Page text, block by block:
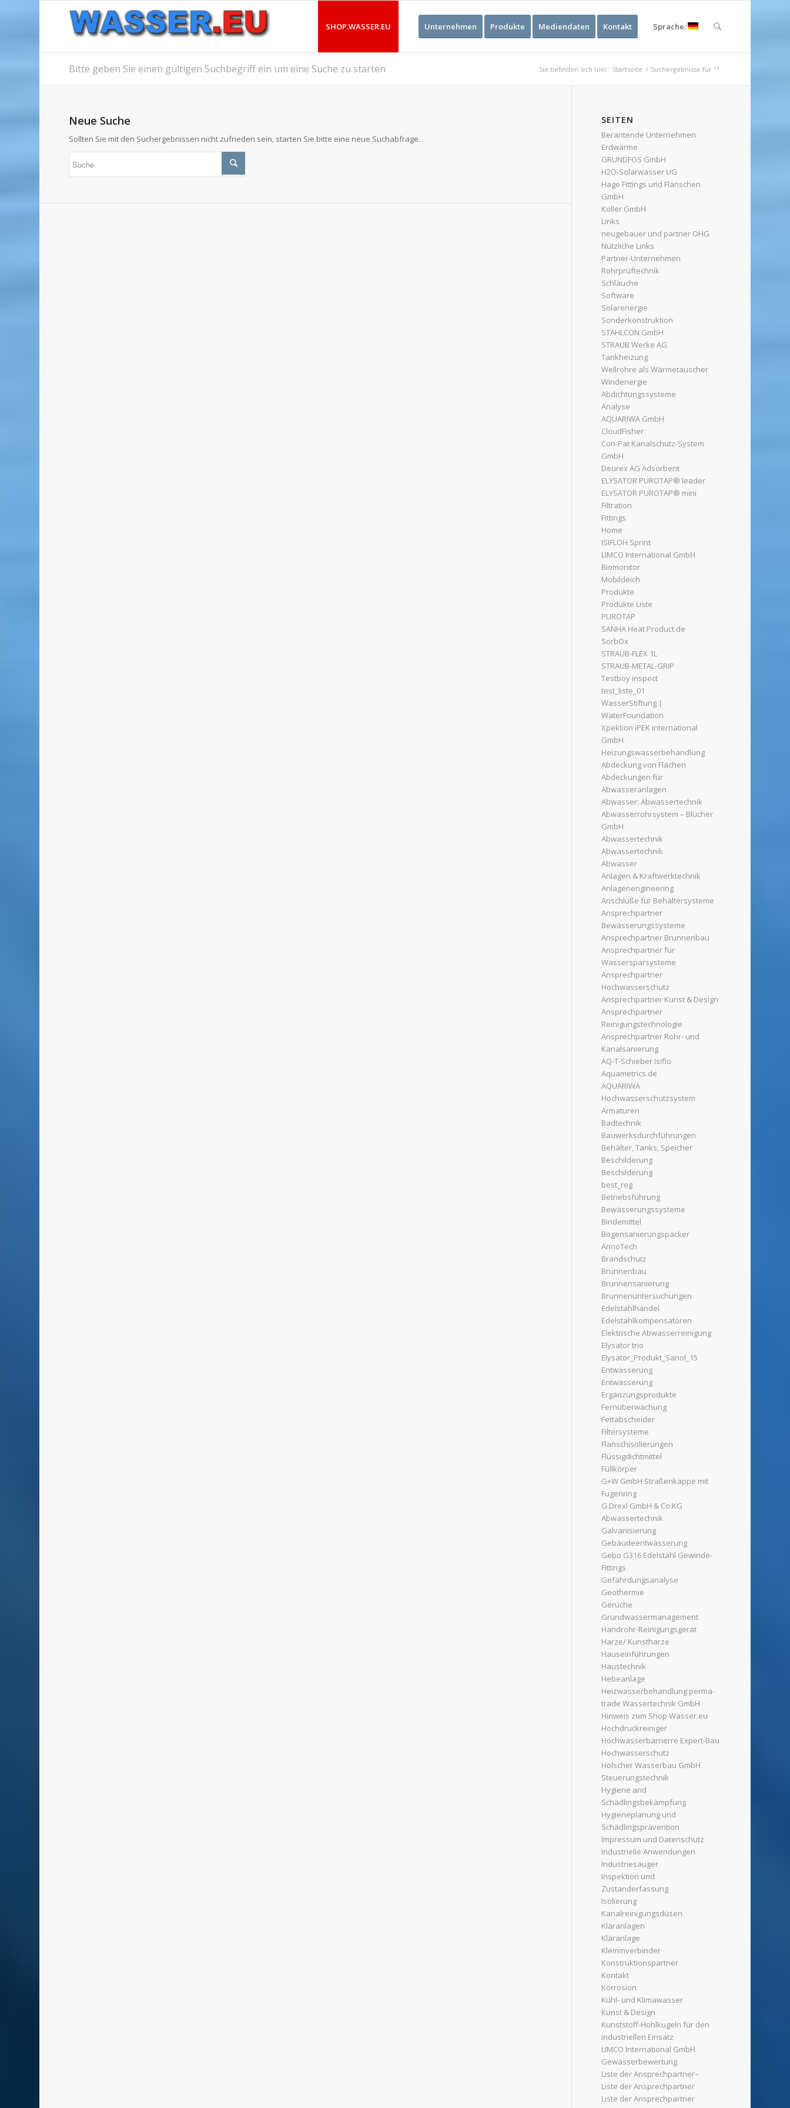
SHOP.WASSER.EU Unternehmen Produkte Mediendaten Kontakt Sprache:
Bitte geben Sie einen gültigen Suchbegriff ein um eine Suche zu starten Sie befinden sich hier: Startseite / Suchergebnisse für ""
Neue Suche
Sollten Sie mit den Suchergebnissen nicht zufrieden sein, starten Sie bitte eine neue Suchabfrage.
SEITEN
Berantende Unternehmen
Erdwärme
GRUNDFOS GmbH
H2O-Solarwasser UG
Hage Fittings und Flanschen
GmbH
Koller GmbH
Links
neugebauer und partner OHG
Nützliche Links
Partner-Unternehmen
Rohrprüftechnik
Schläuche
Software
Solarenergie
Sonderkonstruktion
STAHLCON GmbH
STRAUB Werke AG
Tankheizung
Wellrohre als Wärmetauscher
Windenergie
Abdichtungssysteme
Analyse
AQUARIWA GmbH
CloudFisher
Con-Pat Kanalschutz-System
GmbH
Deurex AG Adsorbent
ELYSATOR PUROTAP® leader
ELYSATOR PUROTAP® mini
Filtration
Fittings
Home
ISIFLOH Sprint
LIMCO International GmbH
Biomonitor
Mobildeich
Produkte
Produkte Liste
PUROTAP
SANHA Heat Product de
SorbOx
STRAUB-FLEX 1L
STRAUB-METAL-GRIP
Testboy inspect
test_liste_01
WasserStiftung |
WaterFoundation
Xpektion iPEK international
GmbH
Heizungswasserbehandlung
Abdeckung von Flächen
Abdeckungen für
Abwasseranlagen
Abwasser: Abwassertechnik
Abwasserrohrsystem – Blücher
GmbH
Abwassertechnik
Abwassertechnik
Abwasser
Anlagen & Kraftwerktechnik
Anlagenengineering
Anschlüße für Behältersysteme
Ansprechpartner
Bewässerungssysteme
Ansprechpartner Brunnenbau
Ansprechpartner für
Wassersparsysteme
Ansprechpartner
Hochwasserschutz
Ansprechpartner Kunst & Design
Ansprechpartner
Reinigungstechnologie
Ansprechpartner Rohr- und
Kanalsanierung
AQ-T-Schieber Isiflo
Aquametrics.de
AQUARIWA
Hochwasserschutzsystem
Armaturen
Badtechnik
Bauwerksdurchführungen
Behälter, Tanks, Speicher
Beschilderung
Beschilderung
best_reg
Betriebsführung
Bewässerungssysteme
Bindemittel
Bogensanierungspacker
AnnoTech
Brandschutz
Brunnenbau
Brunnensanierung
Brunnenuntersuchungen
Edelstahlhandel
Edelstahlkompensatoren
Elektrische Abwasserreinigung
Elysator trio
Elysator_Produkt_Sanol_15
Entwässerung
Entwässerung
Ergänzungsprodukte
Fernüberwachung
Fettabscheider
Filtersysteme
Flanschisolierungen
Flüssigdichtmittel
Füllkörper
G+W GmbH Straßenkappe mit
Fugenring
G.Drexl GmbH & Co.KG
Abwassertechnik
Galvanisierung
Gebäudeentwässerung
Gebo G316 Edelstahl Gewinde-
Fittings
Gefährdungsanalyse
Geothermie
Gerüche
Grundwassermanagement
Handrohr-Reinigungsgerät
Harze/ Kunstharze
Hauseinführungen
Haustechnik
Hebeanlage
Heizwasserbehandlung perma-
trade Wassertechnik GmbH
Hinweis zum Shop Wasser.eu
Hochdruckreiniger
Hochwasserbarrierre Expert-Bau
Hochwasserschutz
Hölscher Wasserbau GmbH
Steuerungstechnik
Hygiene and
Schädlingsbekämpfung
Hygieneplanung und
Schädlingsprävention
Impressum und Datenschutz
Industrielle Anwendungen
Industriesauger
Inspektion und
Zustanderfassung
Isolierung
Kanalreinigungsdüsen
Kläranlagen
Kläranlage
Klemmverbinder
Konstruktionspartner
Kontakt
Korrosion
Kühl- und Klimawasser
Kunst & Design
Kunststoff-Hohlkugeln für den
industriellen Einsatz
LIMCO International GmbH
Gewässerbewertung
Liste der Ansprechpartner–
Liste der Ansprechpartner
Liste der Ansprechpartner